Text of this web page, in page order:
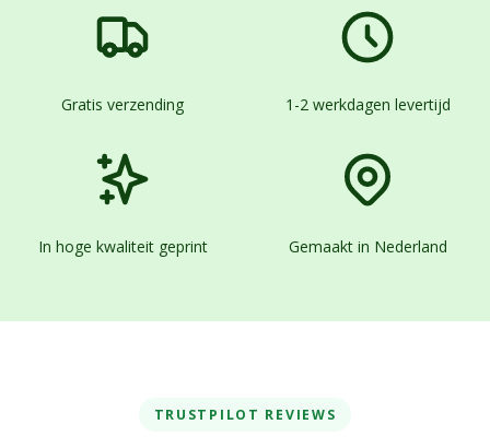
Gratis verzending 1-2 werkdagen levertijd
In hoge kwaliteit geprint Gemaakt in Nederland
TRUSTPILOT REVIEWS